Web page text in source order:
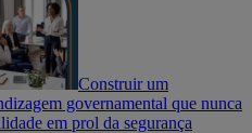
Construir um
governamental que nunca
em prol da segurança